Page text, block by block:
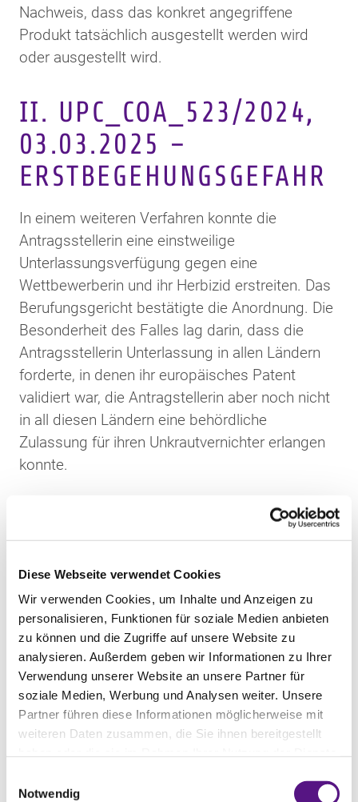
Diese Webseite verwendet Cookies
Wir verwenden Cookies, um Inhalte und Anzeigen zu
personalisieren, Funktionen für soziale Medien anbieten
zu können und die Zugriffe auf unsere Website zu
analysieren. Außerdem geben wir Informationen zu Ihrer
Verwendung unserer Website an unsere Partner für
soziale Medien, Werbung und Analysen weiter. Unsere
Partner führen diese Informationen möglicherweise mit
weiteren Daten zusammen, die Sie ihnen bereitgestellt
Notwendig
Nachweis, dass das konkret angegriffene
Produkt tatsächlich ausgestellt werden wird
oder ausgestellt wird.
II. UPC_COA_523/2024,
03.03.2025 –
ERSTBEGEHUNGSGEFAHR
In einem weiteren Verfahren konnte die
Antragsstellerin eine einstweilige
Unterlassungsverfügung gegen eine
Wettbewerberin und ihr Herbizid erstreiten. Das
Berufungsgericht bestätigte die Anordnung. Die
Besonderheit des Falles lag darin, dass die
Antragsstellerin Unterlassung in allen Ländern
forderte, in denen ihr europäisches Patent
validiert war, die Antragstellerin aber noch nicht
in all diesen Ländern eine behördliche
Zulassung für ihren Unkrautvernichter erlangen
konnte.
06.09.2024) noch entschieden, dass keine
Erstbegehungsgefahr bestünde, wenn noch
keine Marktzulassung für ein pharmazeutisches
Produkt bestünde. Dies sei jedoch immer
anhand einer Gesamtwürdigung des Einzelfalles
zu betrachten.
Und in der Tat unterscheidet sich die aktuelle
Entscheidung des Berufungsgerichts darin,
dass bereits eine Marktzulassung zumindest in